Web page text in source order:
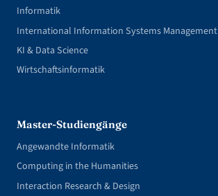
Informatik
International Information Systems Management
KI & Data Science
Wirtschaftsinformatik
Master-Studiengänge
Angewandte Informatik
Computing in the Humanities
Interaction Research & Design